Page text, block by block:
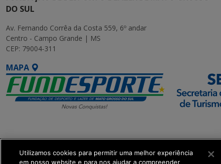
DO SUL
Av. Fernando Corrêa da Costa 559, 6º andar
Centro - Campo Grande | MS
CEP: 79004-311
MAPA
Executiva de
Transformação Digital
Utilizamos cookies para permitir uma melhor experiência
em nosso website e para nos ajudar a compreender